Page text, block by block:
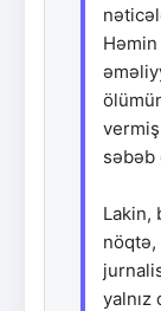
səbəb
Lakin,
yalnız